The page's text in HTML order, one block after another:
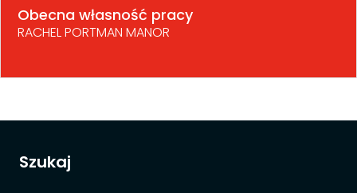
Szukaj
Obecna własność pracy
RACHEL PORTMAN MANOR